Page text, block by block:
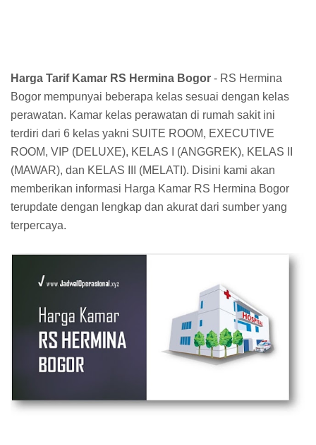
Harga Tarif Kamar RS Hermina Bogor - RS Hermina
Bogor mempunyai beberapa kelas sesuai dengan kelas
perawatan. Kamar kelas perawatan di rumah sakit ini
terdiri dari 6 kelas yakni SUITE ROOM, EXECUTIVE
ROOM, VIP (DELUXE), KELAS I (ANGGREK), KELAS II
(MAWAR), dan KELAS III (MELATI). Disini kami akan
memberikan informasi Harga Kamar RS Hermina Bogor
terupdate dengan lengkap dan akurat dari sumber yang
terpercaya.